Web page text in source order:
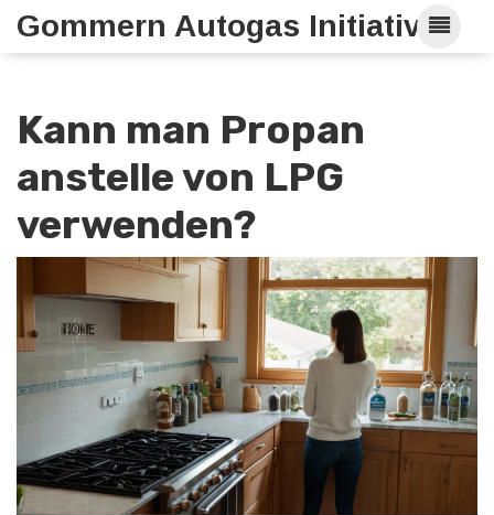
Gommern Autogas Initiative
Kann man Propan
anstelle von LPG
verwenden?